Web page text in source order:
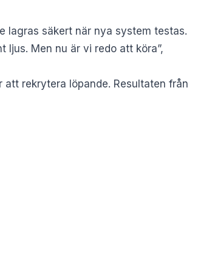
lagras säkert när nya system testas.
ljus. Men nu är vi redo att köra”,
rekrytera löpande. Resultaten från